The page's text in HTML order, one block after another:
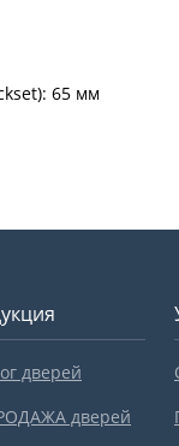
65 мм
дверей
дверей